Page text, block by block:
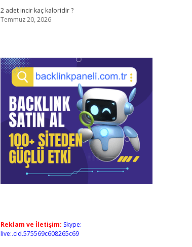
2 adet incir kaç kaloridir ?
Temmuz 20, 2026
Reklam ve İletişim: Skype:
live:.cid.575569c608265c69